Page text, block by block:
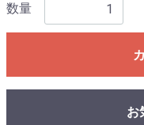
数量
お